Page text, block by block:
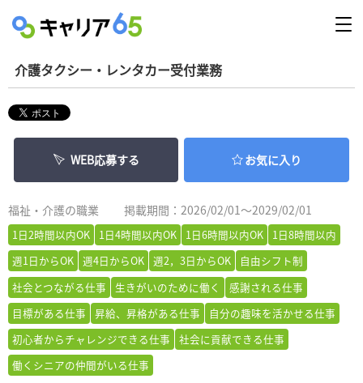
介護タクシー・レンタカー受付業務
WEB応募する お気に入り
福祉・介護の職業 掲載期間：2026/02/01～2029/02/01
1日2時間以内OK 1日4時間以内OK 1日6時間以内OK
1日8時間以内
週1日からOK 週4日からOK 週2，3日からOK
自由シフト制
社会とつながる仕事
生きがいのために働く
感謝される仕事
目標がある仕事
昇給、昇格がある仕事
自分の趣味を活かせる仕事
初心者からチャレンジできる仕事
社会に貢献できる仕事
働くシニアの仲間がいる仕事